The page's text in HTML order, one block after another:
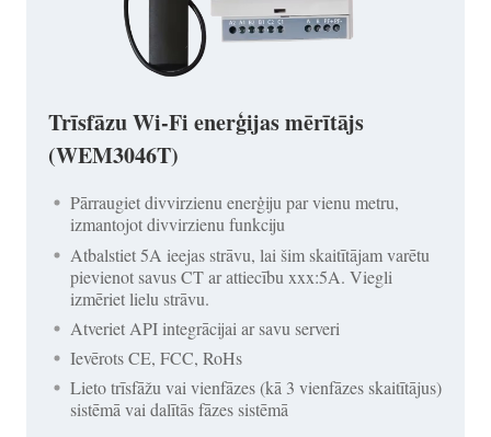
Trīsfāzu Wi-Fi enerģijas mērītājs
(WEM3046T)
Pārraugiet divvirzienu enerģiju par vienu metru,
izmantojot divvirzienu funkciju
Atbalstiet 5A ieejas strāvu, lai šim skaitītājam varētu
pievienot savus CT ar attiecību xxx:5A. Viegli
izmēriet lielu strāvu.
Atveriet API integrācijai ar savu serveri
Ievērots CE, FCC, RoHs
Lieto trīsfāžu vai vienfāzes (kā 3 vienfāzes skaitītājus)
sistēmā vai dalītās fāzes sistēmā